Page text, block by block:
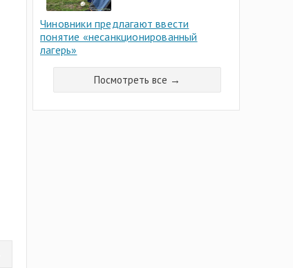
Чиновники предлагают ввести
понятие «несанкционированный
лагерь»
Посмотреть все →